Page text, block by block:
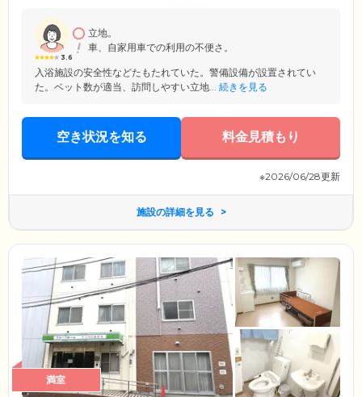
す。
3.6
立地。
車、自家用車での利用の不便さ。
入浴施設の安全性などたもたれていた。警備設備が設置されてい
た。ベット数が適当、訪問しやすい立地... 続きを見る
空き状況を知る 料金見積もり
※2026/06/28更新
施設の詳細を見る
満室